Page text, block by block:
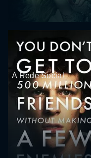
A Rede Social